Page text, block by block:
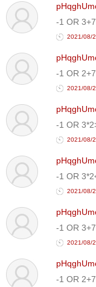
-1 OR
2021/08/
-1 OR
2021/08/
-1 OR
2021/08/
-1 OR
2021/08/
-1 OR
2021/08/
-1 OR